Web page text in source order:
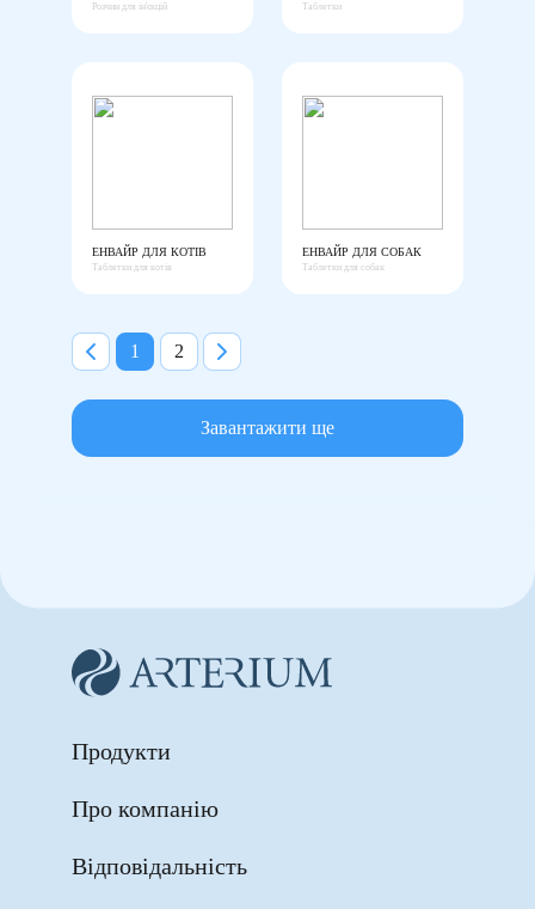
Розчин для ін'єкцій Таблетки
ЕНВАЙР ДЛЯ КОТІВ
Таблетки для котів
ЕНВАЙР ДЛЯ СОБАК
Таблетки для собак
1 2
Завантажити ще
Продукти
Про компанію
Відповідальність